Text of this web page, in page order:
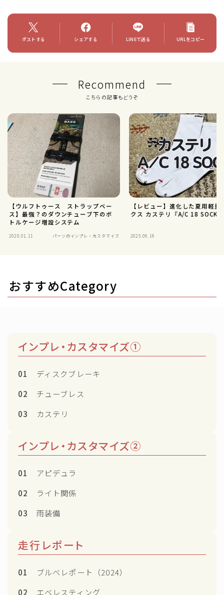
ポストする シェアする LINEで送る URLをコピー
Recommend
こちらの記事もどうぞ
【ウルフトゥース ストラップベー
ス】最強？のダウンチューブ下のボ
トルケージ増設システム
2020.01.11 パーツのインプレ・カスタマイズ
【レビュー】進化した夏用軽量
クス カステリ『A/C 18 SOCK』
2025.06.16
おすすめCategory
インプレ・カスタマイズ①
01
ディスクブレーキ
02
チューブレス
03
カステリ
インプレ・カスタマイズ②
01
アピデュラ
02
ライト関係
03
雨装備
走行レポート
01
ブルべレポート（2024）
02
エベレスティング